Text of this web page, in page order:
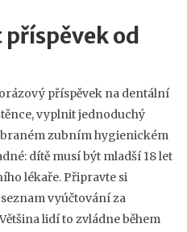
od
příspěvek na dentální
vyplnit jednoduchý
zubním hygienickém
dítě musí být mladší 18 let
lékaře. Připravte si
vyúčtování za
lidí to zvládne během